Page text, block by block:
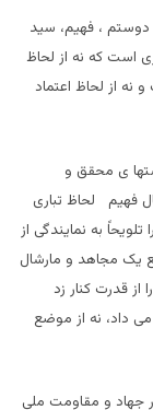
، فهیم، سید
است که نه از لحاظ
از لحاظ اعتماد
ی محقق و
فهیم لحاظ تباری
به نمایندگی از
یک مجاهد و مارشال
کرزی وی را از قدرت کنار زد
داد، نه از موضع
جهاد و مقاومت ملی